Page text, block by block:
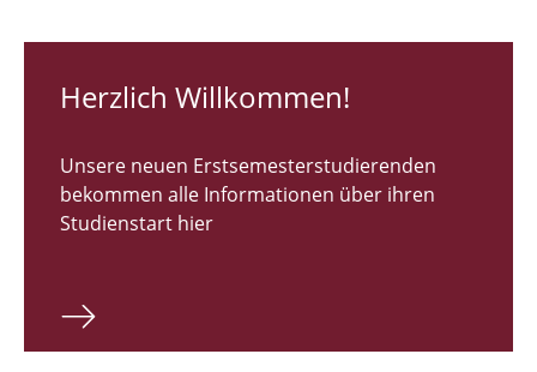
RUNDGANG 26
Bachelor Architektur
Master Architektur
Qualifikationsprofil
Herzlich Willkommen!
Unsere neuen Erstsemesterstudierenden
bekommen alle Informationen über ihren
Studienstart hier